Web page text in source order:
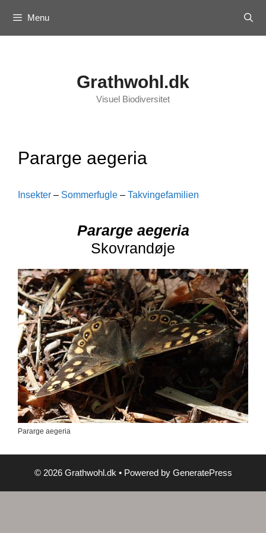
content
Menu
Grathwohl.dk
Visuel Biodiversitet
Pararge aegeria
Insekter – Sommerfugle – Takvingefamilien
Pararge aegeria
Skovrandøje
Pararge aegeria
© 2026 Grathwohl.dk • Powered by GeneratePress